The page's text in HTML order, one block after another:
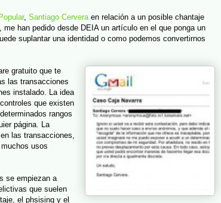
, Santiago Cervera en relación a un posible chantaje
han pedido desde DEIA un artículo en el que ponga un
suplantar una identidad o como podemos convertirnos
gratuito que te
las transacciones
instalado. La idea
que existen
rangos
página. La
las transacciones,
usos
se empiezan a
que suelen
el phsising y el